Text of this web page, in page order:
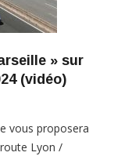
» sur
(vidéo)
vous proposera
Lyon /